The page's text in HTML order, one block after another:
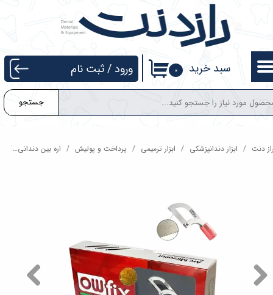
جستجو
۰ سبد خرید ورود /ثبت نام
حساب کاربری من
تغییر گذر واژه
سفارشات
خروج از حساب کاربری
دنت ابزار دندانپزشکی ابزار ترمیمی پرداخت و پولیش اره بین دندانی